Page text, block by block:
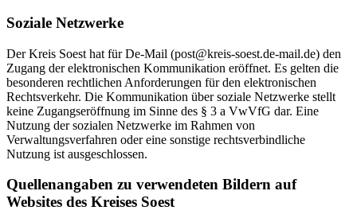
Soziale Netzwerke
Der Kreis Soest hat für De-Mail (post@kreis-soest.de-mail.de) den
Zugang der elektronischen Kommunikation eröffnet. Es gelten die
besonderen rechtlichen Anforderungen für den elektronischen
Rechtsverkehr. Die Kommunikation über soziale Netzwerke stellt
keine Zugangseröffnung im Sinne des § 3 a VwVfG dar. Eine
Nutzung der sozialen Netzwerke im Rahmen von
Verwaltungsverfahren oder eine sonstige rechtsverbindliche
Nutzung ist ausgeschlossen.
Quellenangaben zu verwendeten Bildern auf
Websites des Kreises Soest